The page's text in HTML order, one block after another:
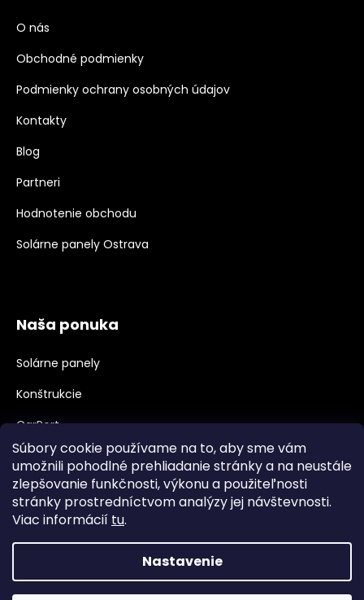
Súbory cookie používame na to, aby sme vám
umožnili pohodlné prehliadanie stránky a na neustále
zlepšovanie funkčnosti, výkonu a použiteľnosti
stránky prostredníctvom analýzy jej návštevnosti.
Viac informácií tu.
Nastavenie
O nás
Obchodné podmienky
Podmienky ochrany osobných údajov
Kontakty
Blog
Partneri
Hodnotenie obchodu
Solárne panely Ostrava
Naša ponuka
Solárne panely
Konštrukcie
CarPort
Meniče, Príslušenstvo
Velkoobchod, B2B
Veľkoobchodná spolupráca